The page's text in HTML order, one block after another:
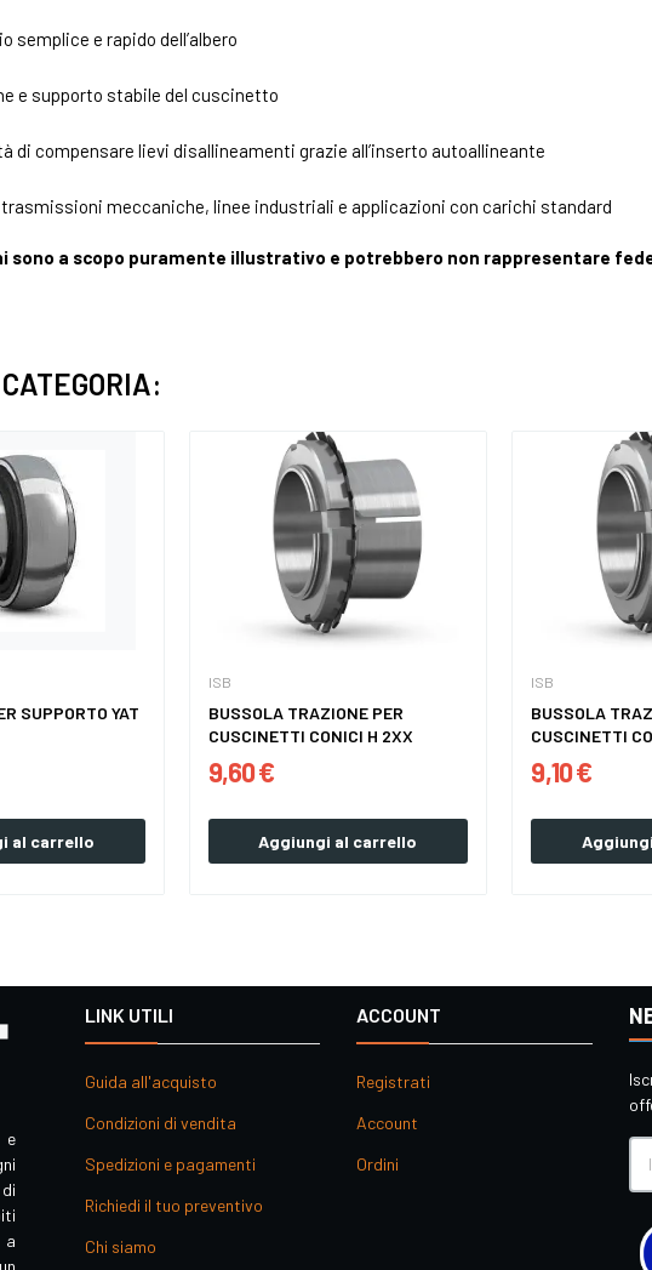
semplice e rapido dell’albero
e supporto stabile del cuscinetto
di compensare lievi disallineamenti grazie all’inserto autoallineante
meccaniche, linee industriali e applicazioni con carichi standard
sono a scopo puramente illustrativo e potrebbero non rappresentare
SUPPORTO YAT
al carrello
ISB
BUSSOLA TRAZIONE PER
CUSCINETTI CONICI H 2XX
9,60 €
Aggiungi al carrello
ISB
BUSSOLA
CUSCINETTI
9,10 €
e
a
LINK UTILI
Guida all'acquisto
Condizioni di vendita
Spedizioni e pagamenti
Richiedi il tuo preventivo
Chi siamo
ACCOUNT
Registrati
Account
Ordini